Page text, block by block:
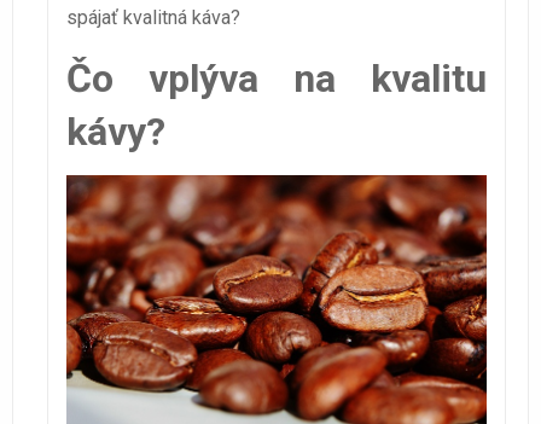
spájať kvalitná káva?
Čo vplýva na kvalitu
kávy?